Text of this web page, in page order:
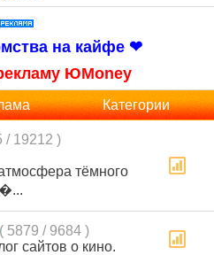
на кайфе ❤
ЮMoney
Категории
/ 19212 )
тёмного
( 5879 / 9684 )
сайтов о кино.